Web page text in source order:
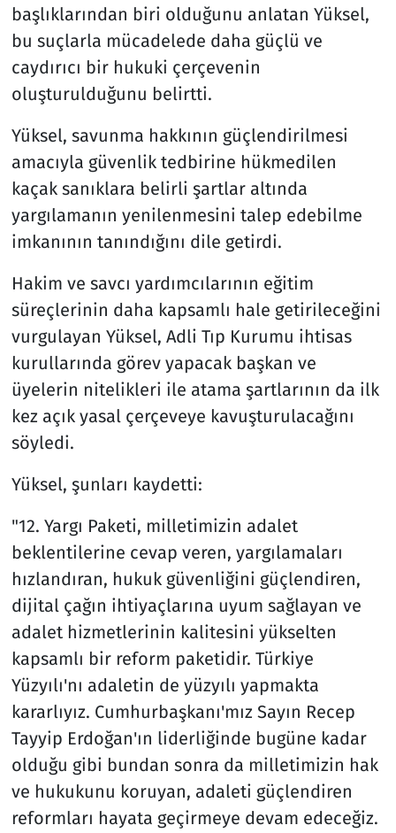
başlıklarından biri olduğunu anlatan Yüksel,
bu suçlarla mücadelede daha güçlü ve
caydırıcı bir hukuki çerçevenin
oluşturulduğunu belirtti.
Yüksel, savunma hakkının güçlendirilmesi
amacıyla güvenlik tedbirine hükmedilen
kaçak sanıklara belirli şartlar altında
yargılamanın yenilenmesini talep edebilme
imkanının tanındığını dile getirdi.
Hakim ve savcı yardımcılarının eğitim
süreçlerinin daha kapsamlı hale getirileceğini
vurgulayan Yüksel, Adli Tıp Kurumu ihtisas
kurullarında görev yapacak başkan ve
üyelerin nitelikleri ile atama şartlarının da ilk
kez açık yasal çerçeveye kavuşturulacağını
söyledi.
Yüksel, şunları kaydetti:
"12. Yargı Paketi, milletimizin adalet
beklentilerine cevap veren, yargılamaları
hızlandıran, hukuk güvenliğini güçlendiren,
dijital çağın ihtiyaçlarına uyum sağlayan ve
adalet hizmetlerinin kalitesini yükselten
kapsamlı bir reform paketidir. Türkiye
Yüzyılı'nı adaletin de yüzyılı yapmakta
kararlıyız. Cumhurbaşkanı'mız Sayın Recep
Tayyip Erdoğan'ın liderliğinde bugüne kadar
olduğu gibi bundan sonra da milletimizin hak
ve hukukunu koruyan, adaleti güçlendiren
reformları hayata geçirmeye devam edeceğiz.